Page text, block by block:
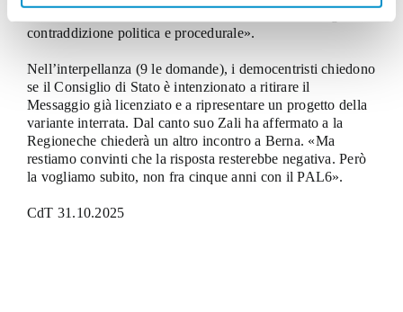
contraddizione politica e procedurale».
Nell’interpellanza (9 le domande), i democentristi chiedono
se il Consiglio di Stato è intenzionato a ritirare il
Messaggio già licenziato e a ripresentare un progetto della
variante interrata. Dal canto suo Zali ha affermato a la
Regioneche chiederà un altro incontro a Berna. «Ma
restiamo convinti che la risposta resterebbe negativa. Però
la vogliamo subito, non fra cinque anni con il PAL6».
CdT 31.10.2025